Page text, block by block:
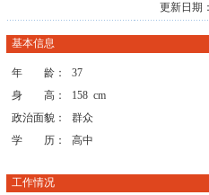
更新日
基本信息
年 龄：
37
身 高：
158 cm
政治面貌：
群众
学 历：
高中
工作情况